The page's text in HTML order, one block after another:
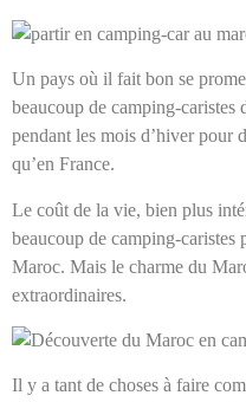
Un pays où il fait bon se
beaucoup de camping-
pendant les mois d’hiver pour
qu’en France.
Le coût de la vie, bien plus
beaucoup de camping-
Maroc. Mais le charme du
extraordinaires.
Il y a tant de choses à faire